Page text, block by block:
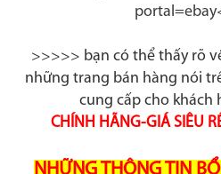
>>>>> bạn có thể thấy rõ
những trang bán hàng nói
cung cấp cho khách
CHÍNH HÃNG-GIÁ SIÊU